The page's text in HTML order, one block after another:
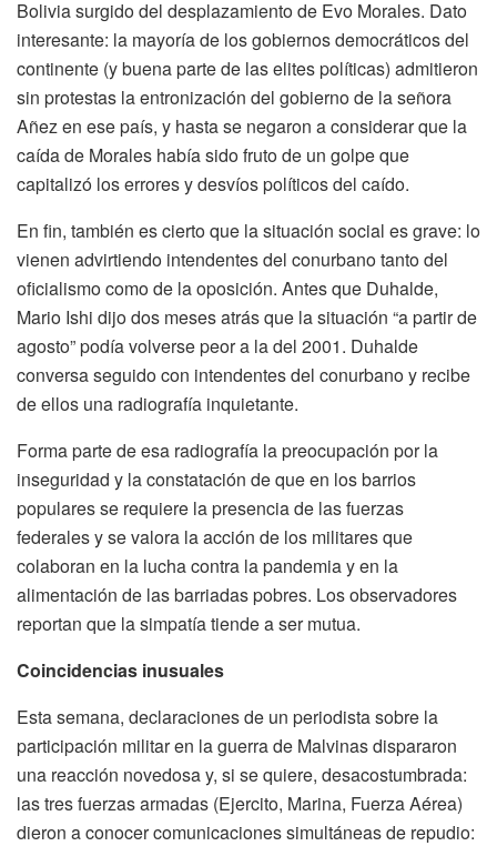
Bolivia surgido del desplazamiento de Evo Morales. Dato
interesante: la mayoría de los gobiernos democráticos del
continente (y buena parte de las elites políticas) admitieron
sin protestas la entronización del gobierno de la señora
Añez en ese país, y hasta se negaron a considerar que la
caída de Morales había sido fruto de un golpe que
capitalizó los errores y desvíos políticos del caído.
En fin, también es cierto que la situación social es grave: lo
vienen advirtiendo intendentes del conurbano tanto del
oficialismo como de la oposición. Antes que Duhalde,
Mario Ishi dijo dos meses atrás que la situación “a partir de
agosto” podía volverse peor a la del 2001. Duhalde
conversa seguido con intendentes del conurbano y recibe
de ellos una radiografía inquietante.
Forma parte de esa radiografía la preocupación por la
inseguridad y la constatación de que en los barrios
populares se requiere la presencia de las fuerzas
federales y se valora la acción de los militares que
colaboran en la lucha contra la pandemia y en la
alimentación de las barriadas pobres. Los observadores
reportan que la simpatía tiende a ser mutua.
Coincidencias inusuales
Esta semana, declaraciones de un periodista sobre la
participación militar en la guerra de Malvinas dispararon
una reacción novedosa y, si se quiere, desacostumbrada:
las tres fuerzas armadas (Ejercito, Marina, Fuerza Aérea)
dieron a conocer comunicaciones simultáneas de repudio: